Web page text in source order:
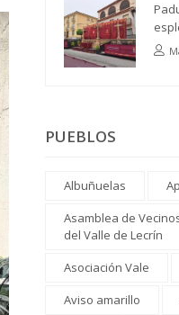
PUEBLOS
Albuñuelas
Asamblea de
del Valle de Lecrín
Asociación Vale
Aviso amarillo